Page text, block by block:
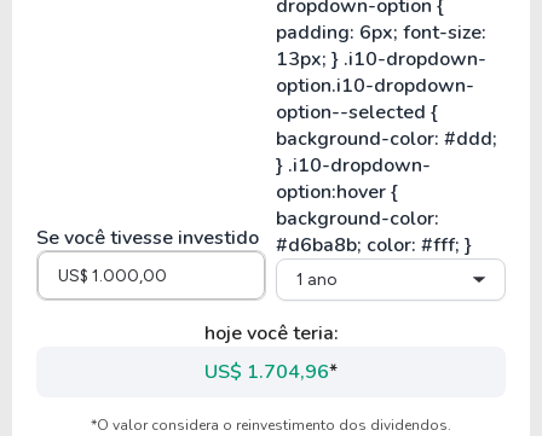
Se você tivesse investido
1 ano
hoje você teria:
US$ 1.704,96*
*O valor considera o reinvestimento dos dividendos.